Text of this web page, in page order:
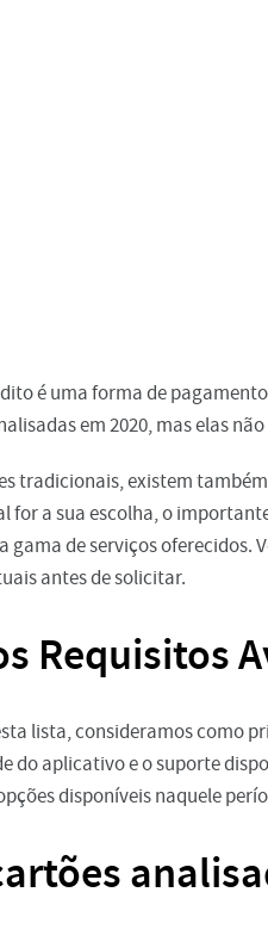
é uma forma de
em 2020, mas elas
tradicionais, existem
for a sua escolha, o
gama de serviços oferecidos.
antes de solicitar.
Requisitos
lista, consideramos como
do aplicativo e o suporte
disponíveis naquele